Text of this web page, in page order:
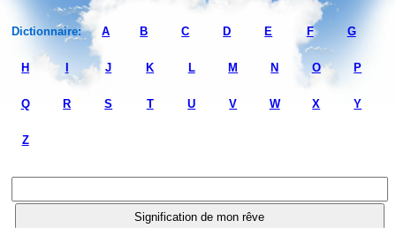
Dictionnaire: A B C D E F G
H J K L M N O P
Q R S T U V W X Y
Z